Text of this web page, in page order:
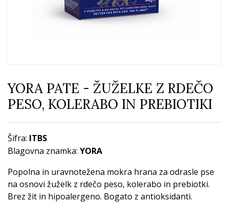
YORA PATE - ŽUŽELKE Z RDEČO
PESO, KOLERABO IN PREBIOTIKI
Šifra: ITBS
Blagovna znamka: YORA
Popolna in uravnotežena mokra hrana za odrasle pse
na osnovi žuželk z rdečo peso, kolerabo in prebiotki.
Brez žit in hipoalergeno. Bogato z antioksidanti.